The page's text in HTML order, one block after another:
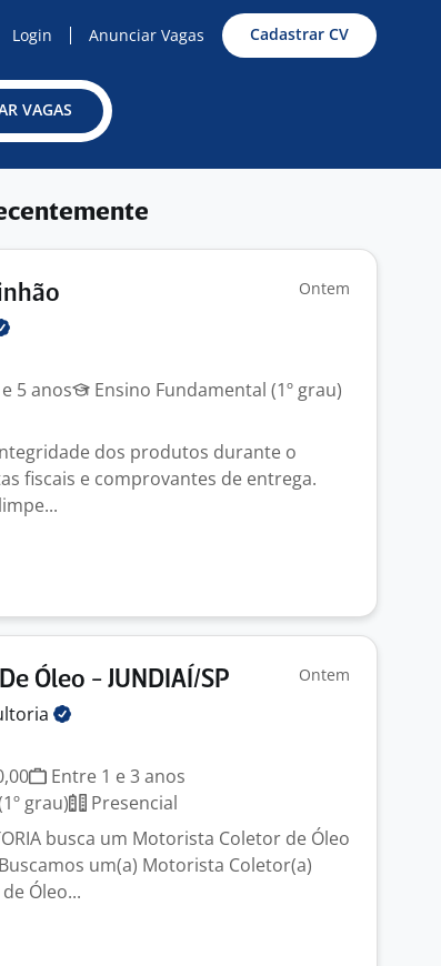
Login Anunciar Vagas Cadastrar CV
VAGAS
Ontem
5 anos
Ensino Fundamental (1º grau)
dos produtos durante o
fiscais e comprovantes de entrega.
Óleo - JUNDIAÍ/SP Ontem
Entre 1 e 3 anos
grau)
Presencial
busca um Motorista Coletor de Óleo
um(a) Motorista Coletor(a)
Óleo...